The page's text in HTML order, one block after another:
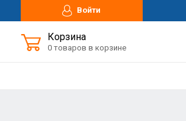
Войти
Корзина
0 товаров в корзине